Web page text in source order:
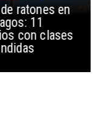
ratones en
11
con clases